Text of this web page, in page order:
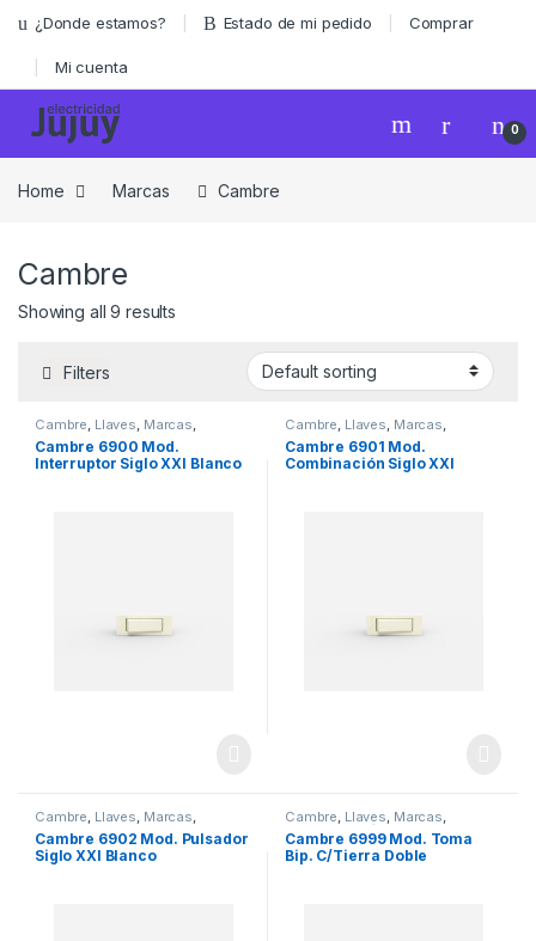
¿Donde estamos? Estado de mi pedido Comprar
Mi cuenta
0
Home Marcas Cambre
Cambre
Showing all 9 results
Filters
Cambre, Llaves, Marcas,
Seguridad
Cambre 6900 Mod.
Interruptor Siglo XXI Blanco
Cambre, Llaves, Marcas,
Seguridad
Cambre 6901 Mod.
Combinación Siglo XXI
Cambre Llaves Marcas
Seguridad
Cambre 6902 Mod. Pulsador
Siglo XXI Blanco
Cambre Llaves Marcas
Materiales Eléctricos Seguridad
Cambre 6999 Mod. Toma
Bip. C/Tierra Doble